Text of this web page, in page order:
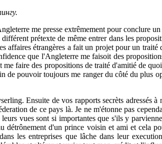
me presse extrêmement pour conclure
prétexte de même entrer dans les
affaires étrangères a fait un projet pour un
que l'Angleterre me faisoit des
faire des propositions de traité d'amitié de
de pouvoir toujours me ranger du côté du plus
Ensuite de vos rapports secrèts adressés
de ce pays là. Je ne m'étonne pas
vues sont si importantes que s'ils y
d'un prince voisin et ami et cela
les entreprises que lâche dans leur